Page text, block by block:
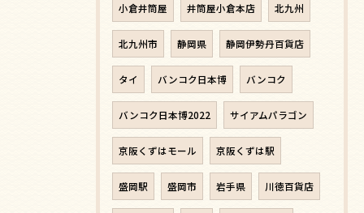
小倉井筒屋 井筒屋小倉本店 北九州
北九州市 静岡県 静岡伊勢丹百貨店
タイ バンコク日本博 バンコク
バンコク日本博2022 サイアムパラゴン
京阪くずはモール 京阪くずは駅
盛岡駅 盛岡市 岩手県 川徳百貨店